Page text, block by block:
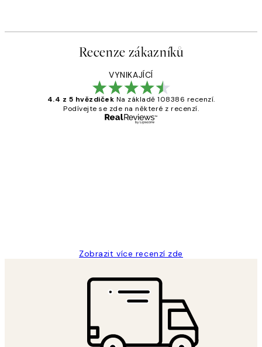
Recenze zákazníků
VYNIKAJÍCÍ
4.4 z 5 hvězdiček Na základě 108386 recenzí.
Podívejte se zde na některé z recenzí.
Zobrazit více recenzí zde